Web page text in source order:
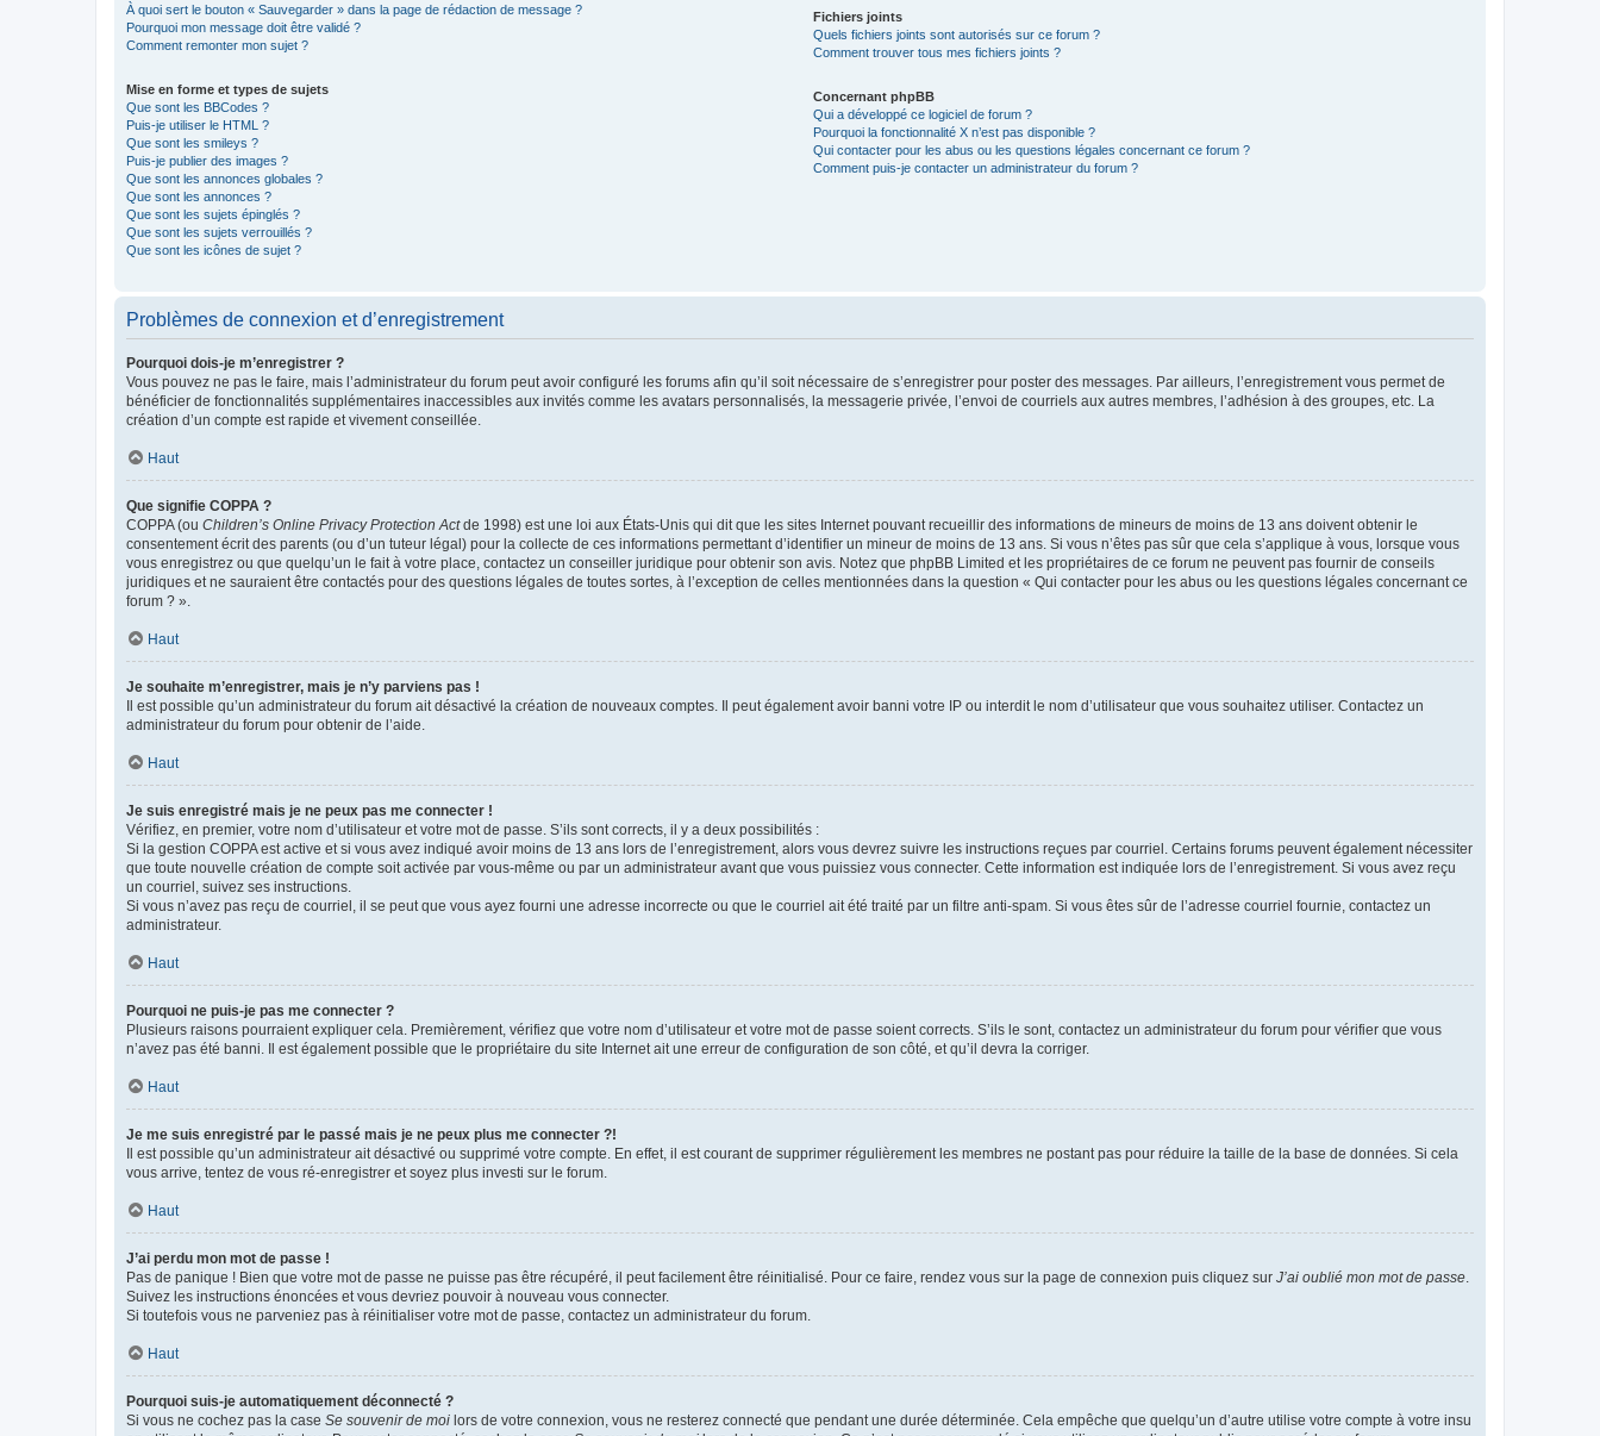
À quoi sert le bouton « Sauvegarder » dans la page de rédaction de message ?
Pourquoi mon message doit être validé ?
Comment remonter mon sujet ?
Mise en forme et types de sujets
Que sont les BBCodes ?
Puis-je utiliser le HTML ?
Que sont les smileys ?
Puis-je publier des images ?
Que sont les annonces globales ?
Que sont les annonces ?
Que sont les sujets épinglés ?
Que sont les sujets verrouillés ?
Que sont les icônes de sujet ?
Fichiers joints
Quels fichiers joints sont autorisés sur ce forum ?
Comment trouver tous mes fichiers joints ?
Concernant phpBB
Qui a développé ce logiciel de forum ?
Pourquoi la fonctionnalité X n’est pas disponible ?
Qui contacter pour les abus ou les questions légales concernant ce forum ?
Comment puis-je contacter un administrateur du forum ?
Problèmes de connexion et d’enregistrement
Pourquoi dois-je m’enregistrer ?
Vous pouvez ne pas le faire, mais l’administrateur du forum peut avoir configuré les forums afin qu’il soit nécessaire de s’enregistrer pour poster des messages. Par ailleurs, l’enregistrement vous permet de
bénéficier de fonctionnalités supplémentaires inaccessibles aux invités comme les avatars personnalisés, la messagerie privée, l’envoi de courriels aux autres membres, l’adhésion à des groupes, etc. La
création d’un compte est rapide et vivement conseillée.
Haut
Que signifie COPPA ?
COPPA (ou Children’s Online Privacy Protection Actde 1998) est une loi aux États-Unis qui dit que les sites Internet pouvant recueillir des informations de mineurs de moins de 13 ans doivent obtenir le
consentement écrit des parents (ou d’un tuteur légal) pour la collecte de ces informations permettant d’identifier un mineur de moins de 13 ans. Si vous n’êtes pas sûr que cela s’applique à vous, lorsque vous
vous enregistrez ou que quelqu’un le fait à votre place, contactez un conseiller juridique pour obtenir son avis. Notez que phpBB Limited et les propriétaires de ce forum ne peuvent pas fournir de conseils
juridiques et ne sauraient être contactés pour des questions légales de toutes sortes, à l’exception de celles mentionnées dans la question « Qui contacter pour les abus ou les questions légales concernant ce
forum ? ».
Haut
Je souhaite m’enregistrer, mais je n’y parviens pas !
Il est possible qu’un administrateur du forum ait désactivé la création de nouveaux comptes. Il peut également avoir banni votre IP ou interdit le nom d’utilisateur que vous souhaitez utiliser. Contactez un
administrateur du forum pour obtenir de l’aide.
Haut
Je suis enregistré mais je ne peux pas me connecter !
Vérifiez, en premier, votre nom d’utilisateur et votre mot de passe. S’ils sont corrects, il y a deux possibilités :
Si la gestion COPPA est active et si vous avez indiqué avoir moins de 13 ans lors de l’enregistrement, alors vous devrez suivre les instructions reçues par courriel. Certains forums peuvent également nécessiter
que toute nouvelle création de compte soit activée par vous-même ou par un administrateur avant que vous puissiez vous connecter. Cette information est indiquée lors de l’enregistrement. Si vous avez reçu
un courriel, suivez ses instructions.
Si vous n’avez pas reçu de courriel, il se peut que vous ayez fourni une adresse incorrecte ou que le courriel ait été traité par un filtre anti-spam. Si vous êtes sûr de l’adresse courriel fournie, contactez un
administrateur.
Haut
Pourquoi ne puis-je pas me connecter ?
Plusieurs raisons pourraient expliquer cela. Premièrement, vérifiez que votre nom d’utilisateur et votre mot de passe soient corrects. S’ils le sont, contactez un administrateur du forum pour vérifier que vous
n’avez pas été banni. Il est également possible que le propriétaire du site Internet ait une erreur de configuration de son côté, et qu’il devra la corriger.
Haut
Je me suis enregistré par le passé mais je ne peux plus me connecter ?!
Il est possible qu’un administrateur ait désactivé ou supprimé votre compte. En effet, il est courant de supprimer régulièrement les membres ne postant pas pour réduire la taille de la base de données. Si cela
vous arrive, tentez de vous ré-enregistrer et soyez plus investi sur le forum.
Haut
J’ai perdu mon mot de passe !
Pas de panique ! Bien que votre mot de passe ne puisse pas être récupéré, il peut facilement être réinitialisé. Pour ce faire, rendez vous sur la page de connexion puis cliquez sur J’ai oublié mon mot de passe
Suivez les instructions énoncées et vous devriez pouvoir à nouveau vous connecter.
Si toutefois vous ne parveniez pas à réinitialiser votre mot de passe, contactez un administrateur du forum.
Haut
Pourquoi suis-je automatiquement déconnecté ?
Si vous ne cochez pas la case Se souvenir de moi lors de votre connexion, vous ne resterez connecté que pendant une durée déterminée. Cela empêche que quelqu’un d’autre utilise votre compte à votre insu